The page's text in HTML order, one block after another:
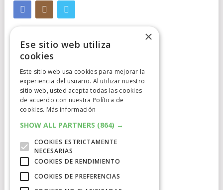
Cumplimiento Normativo
Aviso Legal
Política de Privacidad
Política de Cookies
Clausula de afiliación
×
Ese sitio web utiliza
cookies
Este sitio web usa cookies para mejorar la
experiencia del usuario. Al utilizar nuestro
sitio web, usted acepta todas las cookies
de acuerdo con nuestra Política de
cookies. Más información
SHOW ALL PARTNERS (864) →
COOKIES ESTRICTAMENTE
NECESARIAS
COOKIES DE RENDIMIENTO
COOKIES DE PREFERENCIAS